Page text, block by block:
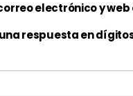
electrónico y
respuesta en